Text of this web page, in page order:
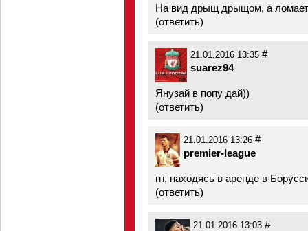
На вид дрыщ дрыщом, а
(ответить)
21.01.2016 13:35 #
suarez94
Янузай в попу дай))
(ответить)
21.01.2016 13:26 #
premier-league
ггг, находясь в аренде в
(ответить)
21.01.2016 13:03 #